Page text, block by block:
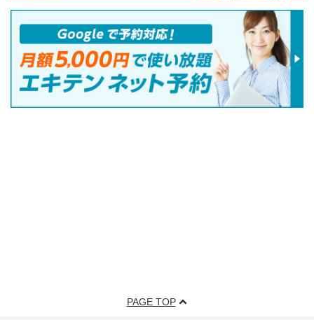
PAGE TOP